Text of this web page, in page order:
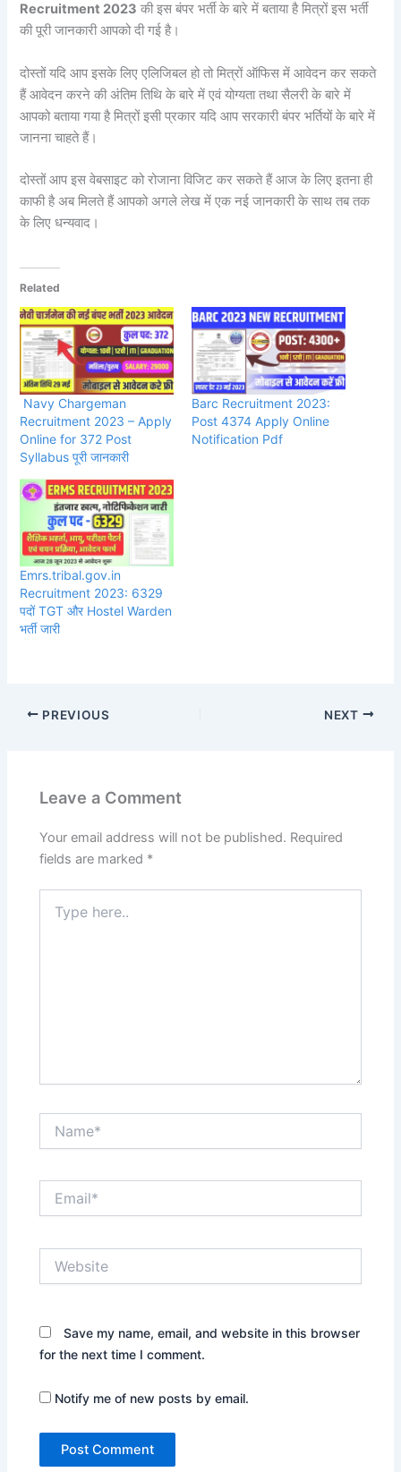
Recruitment 2023 की इस बंपर भर्ती के बारे में बताया है मित्रों इस भर्ती
की पूरी जानकारी आपको दी गई है।
दोस्तों यदि आप इसके लिए एलिजिबल हो तो मित्रों ऑफिस में आवेदन कर सकते
हैं आवेदन करने की अंतिम तिथि के बारे में एवं योग्यता तथा सैलरी के बारे में
आपको बताया गया है मित्रों इसी प्रकार यदि आप सरकारी बंपर भर्तियों के बारे में
जानना चाहते हैं।
दोस्तों आप इस वेबसाइट को रोजाना विजिट कर सकते हैं आज के लिए इतना ही
काफी है अब मिलते हैं आपको अगले लेख में एक नई जानकारी के साथ तब तक
के लिए धन्यवाद।
Related
Navy Chargeman
Recruitment 2023 – Apply
Online for 372 Post
Syllabus पूरी जानकारी
Barc Recruitment 2023:
Post 4374 Apply Online
Notification Pdf
Emrs.tribal.gov.in
Recruitment 2023: 6329
पदों TGT और Hostel Warden
भर्ती जारी
PREVIOUS NEXT
Leave a Comment
Your email address will not be published. Required
fields are marked *
here..
Save my name, email, and website in this browser
for the next time I comment.
Notify me of new posts by email.